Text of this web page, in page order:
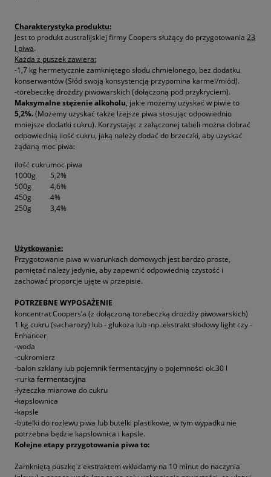
Charakterystyka produktu:
Jest to produkt australijskiej firmy Coopers służący do przygotowania 23
l piwa.
Każda z puszek zawiera:
-1,7 kg hermetycznie zamkniętego słodu chmielonego, bez dodatku
konserwantów (Słód swoją konsystencją przypomina karmel/miód).
-torebeczkę drożdży piwowarskich (dołączoną pod przykryciem).
Maksymalne stężenie alkoholu, jakie możemy uzyskać w piwie to
5,2%.(Możemy uzyskać także lżejsze piwa stosując odpowiednio
mniejsze dodatki cukru). Korzystając z załączonej tabeli można dobrać
odpowiednią ilość cukru, jaką należy dodać do brzeczki, aby uzyskać
żądaną moc piwa:
ilość cukrumoc piwa
1000g
5,2%
500g
4,6%
450g
4%
250g
3,4%
Użytkowanie:
Przygotowanie piwa w warunkach domowych jest bardzo proste,
pamiętać należy jedynie, aby zapewnić odpowiednią czystość i
zachować proporcje ujęte w przepisie.
POTRZEBNE WYPOSAŻENIE
koncentrat Coopers’a (z dołączoną torebeczką drożdży piwowarskich)
1 kg cukru (sacharozy) lub - glukoza lub -np.:ekstrakt słodowy light czy -
Enhancer
-woda
-cukromierz
-balon szklany lub pojemnik fermentacyjny o pojemności ok.30 l
-rurka fermentacyjna
-łyżeczka miarowa do cukru
-kapslownica
-kapsle
-butelki do rozlewu piwa lub butelki plastikowe, w tym wypadku nie
potrzebna będzie kapslownica i kapsle.
Kolejne etapy przygotowania piwa to:
Zamkniętą puszkę z ekstraktem wkładamy na 10 minut do naczynia